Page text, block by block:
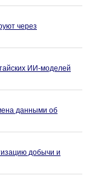
через
ИИ-моделей
данными об
добычи и